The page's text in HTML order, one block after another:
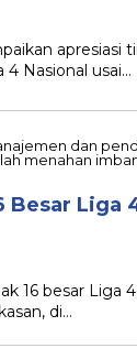
apresiasi
Nasional usai…
Besar Liga
16 besar Liga
di…